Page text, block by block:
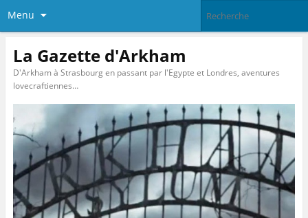
Menu
La Gazette d'Arkham
D'Arkham à Strasbourg en passant par l'Egypte et Londres, aventures
lovecraftiennes…